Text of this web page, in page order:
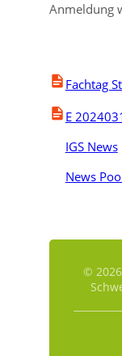
Anmeldung
Fachtag
E
IGS News
News
©